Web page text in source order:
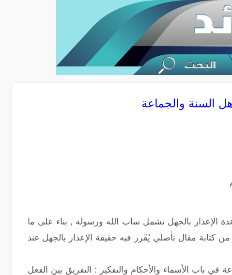
السنة والجماعة
الإعذار بالجهل تشمل ساب الله ورسوله , بناء على ما
كتابة مقال تأصلي يُقَرر فيه حقيقة الإعذار بالجهل عند
باب الأسماء والأحكام والتفكير : التفريق بين الفعل